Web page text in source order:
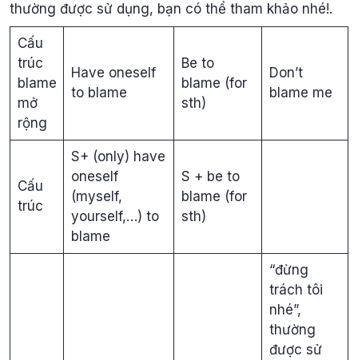
thường được sử dụng, bạn có thể tham khảo nhé!.
Cấu
trúc
blame
mở
rộng
Have oneself
to blame
Be to
blame (for
sth)
Don’t
blame me
Cấu
trúc
S+ (only) have
oneself
(myself,
yourself,…) to
blame
S + be to
blame (for
sth)
“đừng
trách tôi
nhé”,
thường
được sử